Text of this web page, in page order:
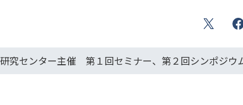
究センター主催 第１回セミナー、第２回シンポジウ